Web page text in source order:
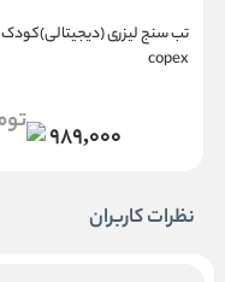
تب سنج لیزری (دیجیتالی)کودک
copex
989,000
نظرات کاربران